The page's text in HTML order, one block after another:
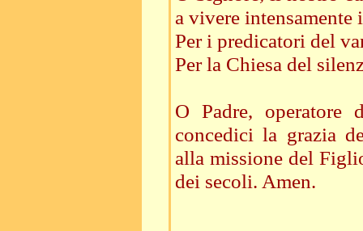
a vivere
Per i predicatori del
Per la Chiesa del
O Padre, operatore
concedici la grazia
alla missione del
dei secoli. Amen.